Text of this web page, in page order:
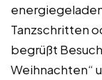
Tanzschritten
begrüßt
Weihnachten“